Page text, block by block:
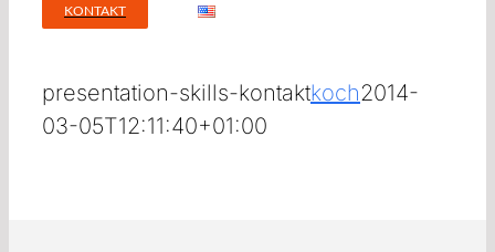
KONTAKT
presentation-skills-kontaktkoch2014-
03-05T12:11:40+01:00